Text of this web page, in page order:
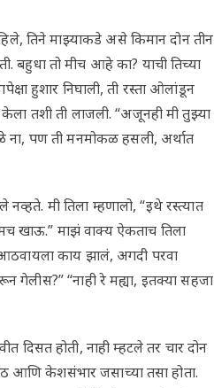
तिने माझ्याकडे असे किमान दोन तीन
बहुधा तो मीच आहे का? याची तिच्या
हुशार निघाली, ती रस्ता ओलांडून
तशी ती लाजली. “अजूनही मी तुझ्या
ना, पण ती मनमोकळ हसली, अर्थात
मी तिला म्हणालो, “इथे रस्त्यात
खाऊ.” माझं वाक्य ऐकताच तिला
काय झालं, अगदी परवा
“नाही रे मह्या, इतक्या सहजा
दिसत होती, नाही म्हटले तर चार दोन
आणि केशसंभार जसाच्या तसा होता.